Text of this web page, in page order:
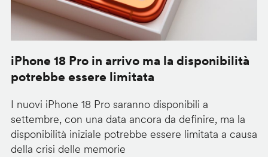
iPhone 18 Pro in arrivo ma la disponibilità
potrebbe essere limitata
I nuovi iPhone 18 Pro saranno disponibili a
settembre, con una data ancora da definire, ma la
disponibilità iniziale potrebbe essere limitata a causa
della crisi delle memorie